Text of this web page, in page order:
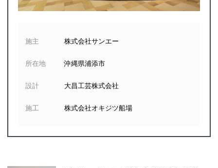
施主 株式会社サンエー
所在地 沖縄県浦添市
設計 大昌工芸株式会社
施工 株式会社オキジツ船場